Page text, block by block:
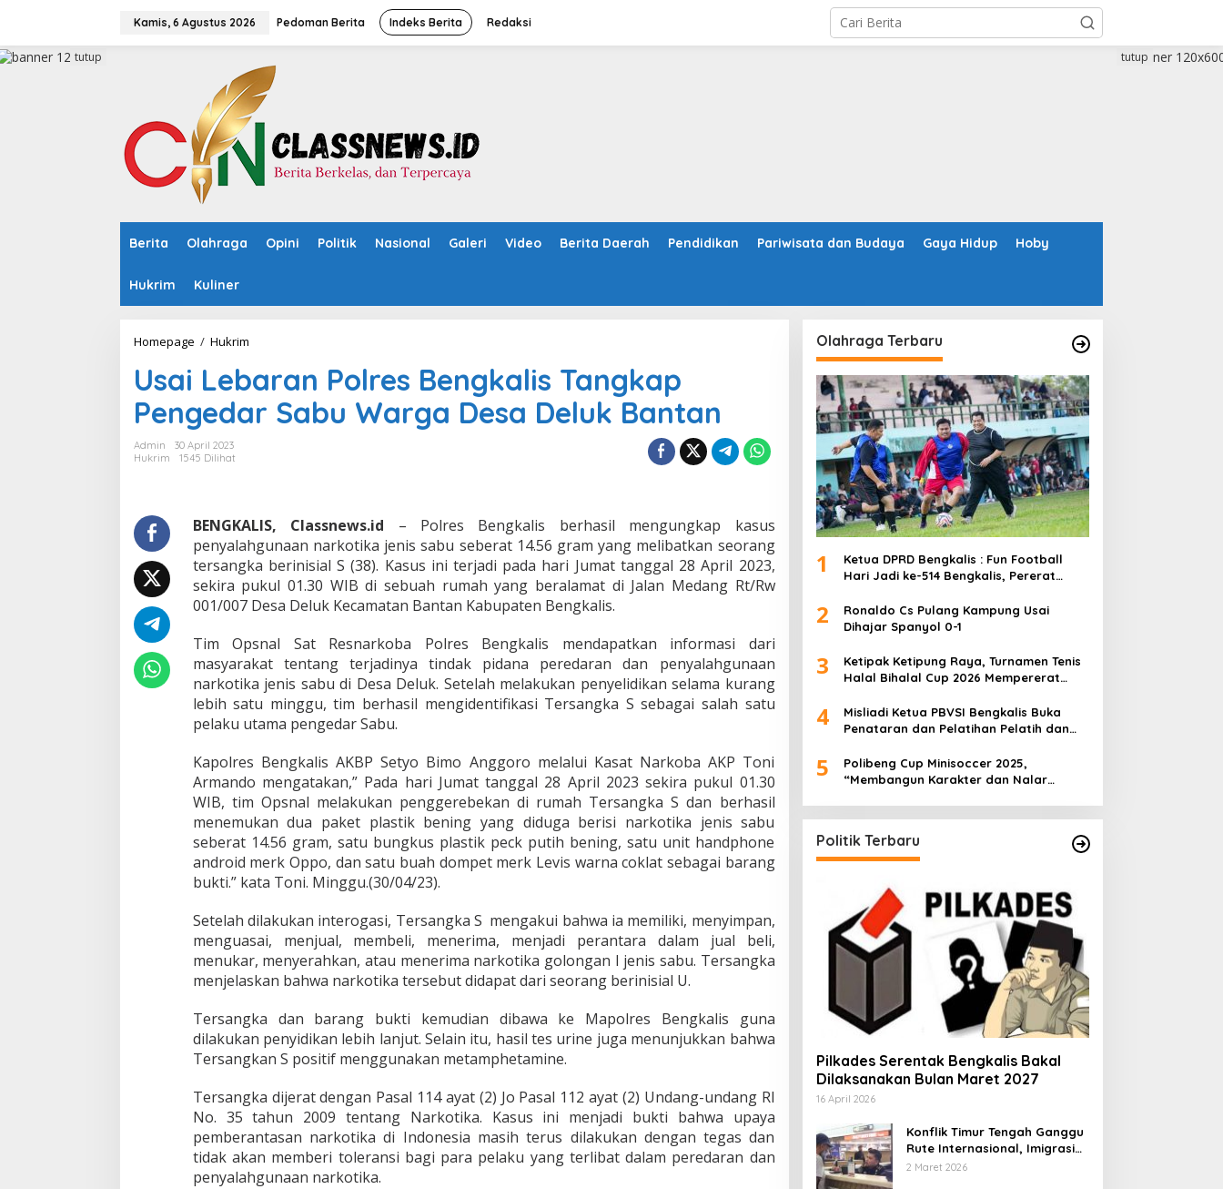
a
Kamis, 6 Agustus 2026 Pedoman Berita Indeks Berita Redaksi
Berita Olahraga Opini Politik Nasional Galeri Video Berita Daerah Pendidikan Pariwisata dan Budaya Gaya Hidup Hoby
Hukrim Kuliner
tutup tutup
Homepage / Hukrim
a
i
L
e
P
r
e
s
n
g
k
a
l
i
T
a
n
g
k
a
p
P
n
g
e
d
a
S
a
b
u
a
r
g
a
D
e
Usai Lebaran Polres Bengkalis Tangkap
Pengedar Sabu Warga Desa Deluk Bantan
Admin
30 April 2023
Hukrim
1545 Dilihat
BENGKALIS, Classnews.id – Polres Bengkalis berhasil mengungkap kasus
penyalahgunaan narkotika jenis sabu seberat 14.56 gram yang melibatkan seorang
tersangka berinisial S (38). Kasus ini terjadi pada hari Jumat tanggal 28 April 2023,
sekira pukul 01.30 WIB di sebuah rumah yang beralamat di Jalan Medang Rt/Rw
001/007 Desa Deluk Kecamatan Bantan Kabupaten Bengkalis.
Tim Opsnal Sat Resnarkoba Polres Bengkalis mendapatkan informasi dari
masyarakat tentang terjadinya tindak pidana peredaran dan penyalahgunaan
narkotika jenis sabu di Desa Deluk. Setelah melakukan penyelidikan selama kurang
lebih satu minggu, tim berhasil mengidentifikasi Tersangka S sebagai salah satu
pelaku utama pengedar Sabu.
Kapolres Bengkalis AKBP Setyo Bimo Anggoro melalui Kasat Narkoba AKP Toni
Armando mengatakan,” Pada hari Jumat tanggal 28 April 2023 sekira pukul 01.30
WIB, tim Opsnal melakukan penggerebekan di rumah Tersangka S dan berhasil
menemukan dua paket plastik bening yang diduga berisi narkotika jenis sabu
seberat 14.56 gram, satu bungkus plastik peck putih bening, satu unit handphone
android merk Oppo, dan satu buah dompet merk Levis warna coklat sebagai barang
bukti.” kata Toni. Minggu.(30/04/23).
Setelah dilakukan interogasi, Tersangka S mengakui bahwa ia memiliki, menyimpan,
menguasai, menjual, membeli, menerima, menjadi perantara dalam jual beli,
menukar, menyerahkan, atau menerima narkotika golongan I jenis sabu. Tersangka
menjelaskan bahwa narkotika tersebut didapat dari seorang berinisial U.
Tersangka dan barang bukti kemudian dibawa ke Mapolres Bengkalis guna
dilakukan penyidikan lebih lanjut. Selain itu, hasil tes urine juga menunjukkan bahwa
Tersangkan S positif menggunakan metamphetamine.
Tersangka dijerat dengan Pasal 114 ayat (2) Jo Pasal 112 ayat (2) Undang-undang RI
No. 35 tahun 2009 tentang Narkotika. Kasus ini menjadi bukti bahwa upaya
pemberantasan narkotika di Indonesia masih terus dilakukan dengan tegas dan
tidak akan memberi toleransi bagi para pelaku yang terlibat dalam peredaran dan
penyalahgunaan narkotika.
Olahraga Terbaru
1
Ketua DPRD Bengkalis : Fun Football
Hari Jadi ke-514 Bengkalis, Pererat
2
Ronaldo Cs Pulang Kampung Usai
Dihajar Spanyol 0-1
3
Ketipak Ketipung Raya, Turnamen Tenis
Halal Bihalal Cup 2026 Mempererat
4
Misliadi Ketua PBVSI Bengkalis Buka
Penataran dan Pelatihan Pelatih dan
5
Polibeng Cup Minisoccer 2025,
“Membangun Karakter dan Nalar
Politik Terbaru
Pilkades Serentak Bengkalis Bakal
Dilaksanakan Bulan Maret 2027
16 April 2026
Konflik Timur Tengah Ganggu
Rute Internasional, Imigrasi
Siapkan Langkah Antisipatif
2 Maret 2026